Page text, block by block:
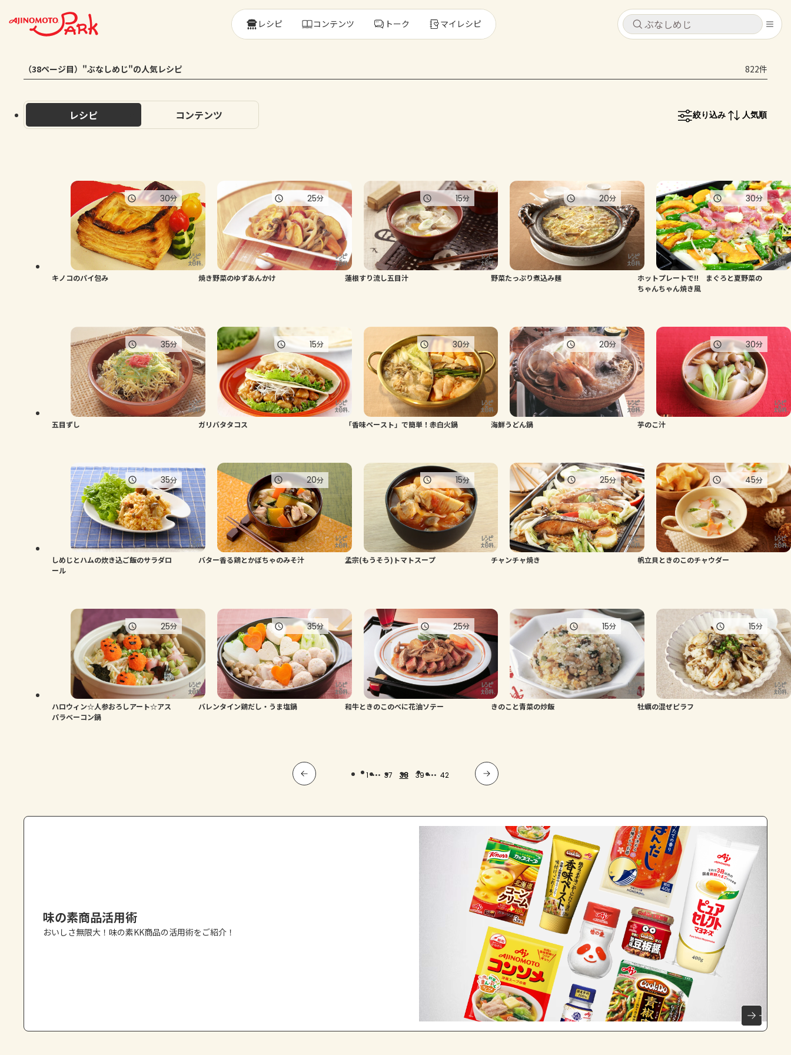
キャンセル
ログインするとレシピを保存できます
コンテンツ
レシピ
トーク
よくあるお問い合わせ
AJINOMOTO PARK とは
キャンセル
レシピ コンテンツ
レシピ コンテンツ トーク マイレシピ
（38ページ目）"ぶなしめじ"の人気レシピ 822件
レシピ コンテンツ 絞り込み 人気順
キノコのパイ包み
30分
焼き野菜のゆずあんかけ
25分
蓮根すり流し五目汁
15分
野菜たっぷり煮込み麺
20分
ホットプレートで!! まぐろと夏野菜の
ちゃんちゃん焼き風
30分
五目ずし
35分
ガリバタタコス
15分
「香味ペースト」で簡単！赤白火鍋
30分
海鮮うどん鍋
20分
芋のこ汁
30分
しめじとハムの炊き込ご飯のサラダロ
ール
35分
バター香る鶏とかぼちゃのみそ汁
20分
孟宗(もうそう)トマトスープ
15分
チャンチャ焼き
25分
帆立貝ときのこのチャウダー
45分
ハロウィン☆人参おろしアート☆アス
パラベーコン鍋
25分
バレンタイン鶏だし・うま塩鍋
35分
和牛ときのこのべに花油ソテー
25分
きのこと青菜の炒飯
15分
牡蠣の混ぜピラフ
15分
1 ... 37 38 39 ... 42
味の素商品活用術
おいしさ無限大！味の素KK商品の活用術をご紹介！